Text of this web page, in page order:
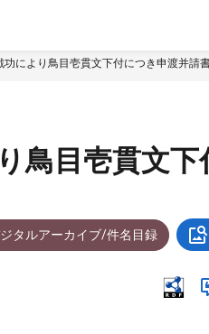
功により鳥目壱貫文下付につき申渡并請
鳥目壱貫文
タルアーカイブ/件名目録